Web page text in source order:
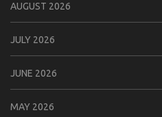
AUGUST 2026
JULY 2026
JUNE 2026
MAY 2026